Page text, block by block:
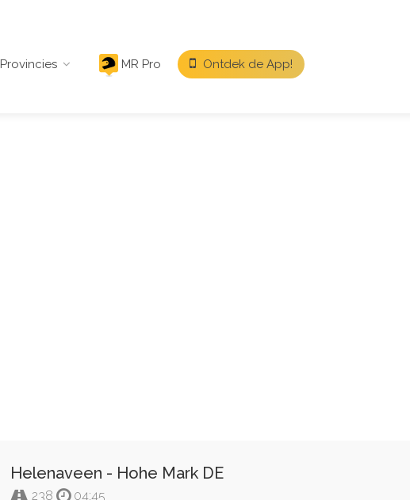
Provincies MR Pro
Ontdek de App!
Helenaveen - Hohe Mark DE
238
04:45